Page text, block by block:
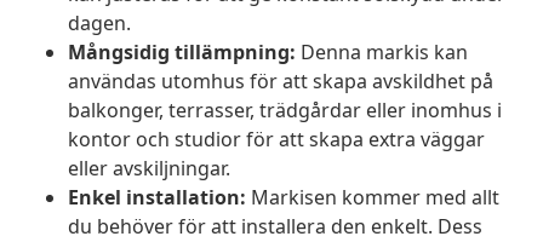
dagen.
Mångsidig tillämpning: Denna markis kan
användas utomhus för att skapa avskildhet på
balkonger, terrasser, trädgårdar eller inomhus i
kontor och studior för att skapa extra väggar
eller avskiljningar.
Enkel installation: Markisen kommer med allt
du behöver för att installera den enkelt. Dess